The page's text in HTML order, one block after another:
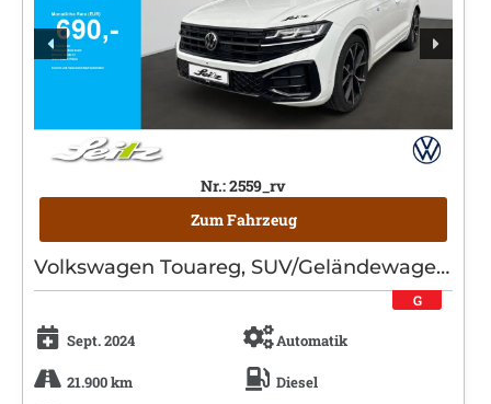
Nr.: 2559_rv
Zum Fahrzeug
Volkswagen Touareg, SUV/Geländewagen/Pickup, Diesel, Automatik, Weiß
Sept. 2024 Automatik
21.900 km Diesel
G